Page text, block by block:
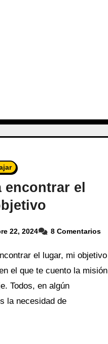
encontrar el
22, 2024 8 Comentarios
el lugar, mi objetivo
el que te cuento la misión
Todos, en algún
la necesidad de